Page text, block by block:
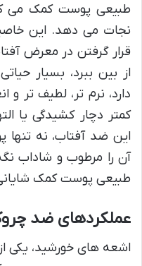
طبیعی پوست کمک می
نجات می دهد. این
قرار گرفتن در معرض
از بین ببرد، بسیار
دارد، نرم تر، لطیف تر
کمتر دچار کشیدگی یا
این ضد آفتاب، نه
آن را مرطوب و شاداب
طبیعی پوست کمک
عملکردهای ضد
اشعه های خورشید، یکی